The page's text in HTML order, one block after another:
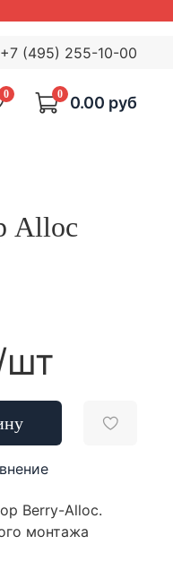
+7 (495) 255-10-00
0 0 0.00 руб
Alloc
Berry-Alloc.
монтажа